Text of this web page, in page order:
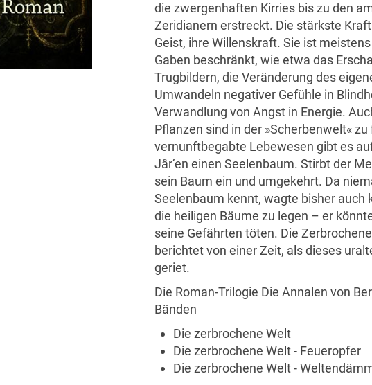
die zwergenhaften Kirries bis zu den
Zeridianern erstreckt. Die stärkste
Geist, ihre Willenskraft. Sie ist
Gaben beschränkt, wie etwa das
Trugbildern, die Veränderung des
Umwandeln negativer Gefühle in
Verwandlung von Angst in Energie.
Pflanzen sind in der »Scherbenwelt«
vernunftbegabte Lebewesen gibt es
Jâr’en einen Seelenbaum. Stirbt der
sein Baum ein und umgekehrt. Da
Seelenbaum kennt, wagte bisher auch
die heiligen Bäume zu legen – er
seine Gefährten töten. Die
berichtet von einer Zeit, als dieses
geriet.
Die Roman-Trilogie Die Annalen von
Bänden
Die zerbrochene Welt
Die zerbrochene Welt - Feueropfer
Die zerbrochene Welt -